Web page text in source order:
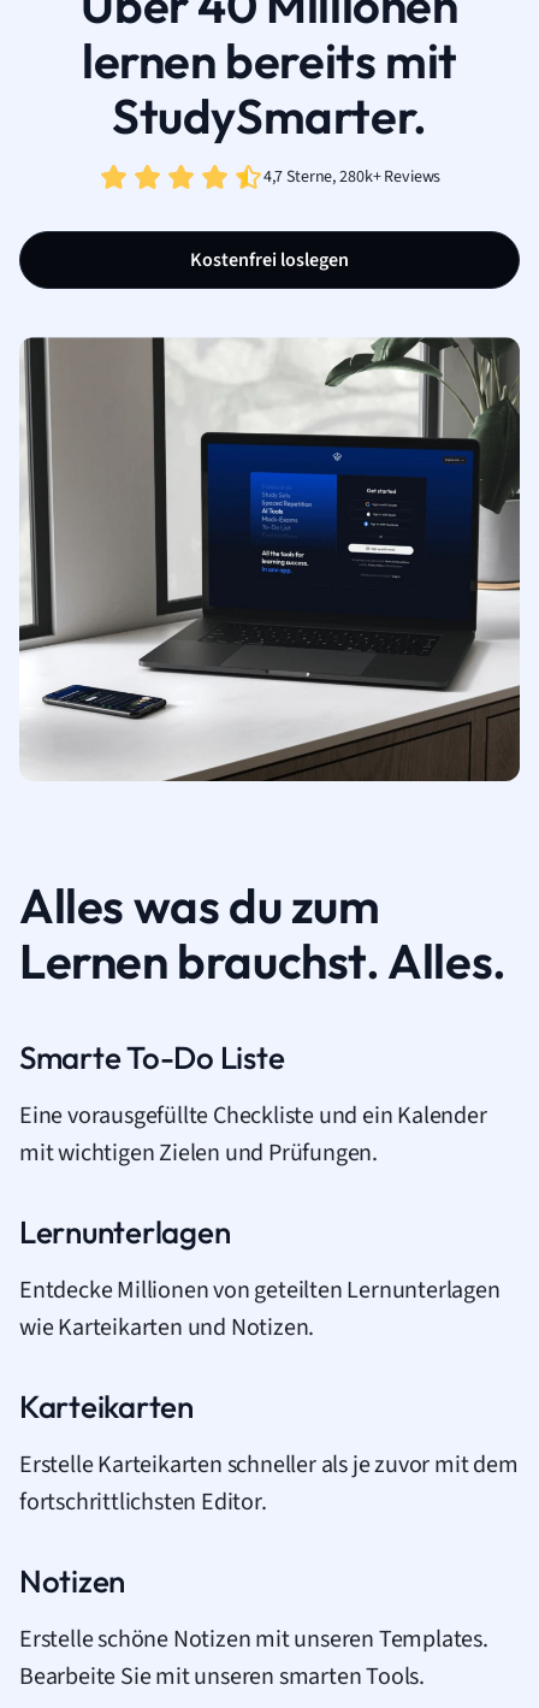
lernen bereits mit
StudySmarter.
4,7 Sterne, 280k+ Reviews
Kostenfrei loslegen
Alles was du zum
Lernen brauchst. Alles.
Smarte To-Do Liste
Eine vorausgefüllte Checkliste und ein Kalender
mit wichtigen Zielen und Prüfungen.
Lernunterlagen
Entdecke Millionen von geteilten Lernunterlagen
wie Karteikarten und Notizen.
Karteikarten
Erstelle Karteikarten schneller als je zuvor mit dem
fortschrittlichsten Editor.
Notizen
Erstelle schöne Notizen mit unseren Templates.
Bearbeite Sie mit unseren smarten Tools.